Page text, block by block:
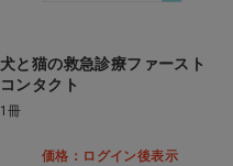
犬と猫の救急診療ファースト
コンタクト
1冊
価格：ログイン後表示